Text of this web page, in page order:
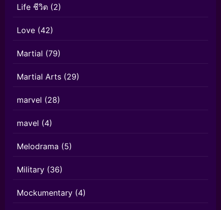
Life ชีวิต (2)
Love (42)
Martial (79)
Martial Arts (29)
marvel (28)
mavel (4)
Melodrama (5)
Military (36)
Mockumentary (4)